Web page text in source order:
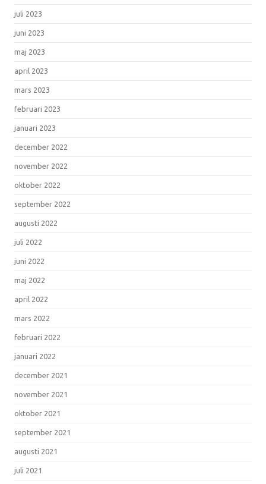
juli 2023
juni 2023
maj 2023
april 2023
mars 2023
februari 2023
januari 2023
december 2022
november 2022
oktober 2022
september 2022
augusti 2022
juli 2022
juni 2022
maj 2022
april 2022
mars 2022
februari 2022
januari 2022
december 2021
november 2021
oktober 2021
september 2021
augusti 2021
juli 2021